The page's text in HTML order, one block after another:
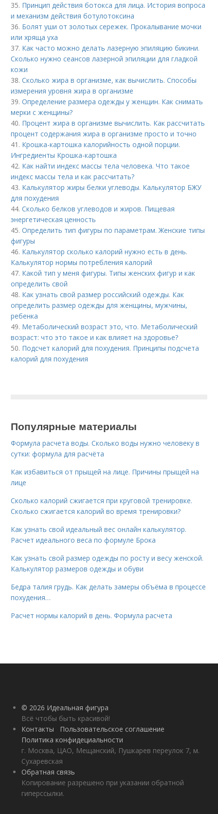
35. Принцип действия ботокса для лица. История вопроса
и механизм действия ботулотоксина
36. Болят уши от золотых сережек. Прокалывание мочки
или хряща уха
37. Как часто можно делать лазерную эпиляцию бикини.
Сколько нужно сеансов лазерной эпиляции для гладкой
кожи
38.Сколько жира в организме, как вычислить. Способы
измерения уровня жира в организме
39.Определение размера одежды у женщин. Как снимать
мерки с женщины?
40. Процент жира в организме вычислить. Как рассчитать
процент содержания жира в организме просто и точно
41. Крошка-картошка калорийность одной порции.
Ингредиенты Крошка-картошка
42. Как найти индекс массы тела человека. Что такое
индекс массы тела и как рассчитать?
43. Калькулятор жиры белки углеводы. Калькулятор БЖУ
для похудения
44.Сколько белков углеводов и жиров. Пищевая
энергетическая ценность
45.Определить тип фигуры по параметрам. Женские типы
фигуры
46. Калькулятор сколько калорий нужно есть в день.
Калькулятор нормы потребления калорий
47. Какой тип у меня фигуры. Типы женских фигур и как
определить свой
48. Как узнать свой размер российский одежды. Как
определить размер одежды для женщины, мужчины,
ребенка
49. Метаболический возраст это, что. Метаболический
возраст: что это такое и как влияет на здоровье?
50. Подсчет калорий для похудения. Принципы подсчета
калорий для похудения
Популярные материалы
Формула расчета воды. Сколько воды нужно человеку в
сутки: формула для расчёта
Как избавиться от прыщей на лице. Причины прыщей на
лице
Сколько калорий сжигается при круговой тренировке.
Сколько сжигается калорий во время тренировки?
Как узнать свой идеальный вес онлайн калькулятор.
Расчет идеального веса по формуле Брока
Как узнать свой размер одежды по росту и весу женской.
Калькулятор размеров одежды и обуви
Бедра талия грудь. Как делать замеры объёма в процессе
похудения…
Расчет нормы калорий в день. Формула расчета
© 2026 Идеальная фигура
Всё чтобы быть красивой!
Контакты
Пользовательское соглашение
Политика конфидециальности
г. Москва, ЦАО, Мещанский, Пушкарев переулок 7, м.
Сухаревская
Обратная связь
Копирование разрешено при указании обратной
гиперссылки.